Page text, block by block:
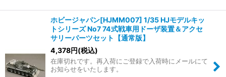
ホビージャパン[HJMM007] 1/35 HJモデルキッ
トシリーズ No7 74式戦車用ドーザ装置＆アクセ
サリーパーツセット【通常版】
4,378円(税込)
在庫切れです。再入荷にご登録で入荷時にメールにて
お知らせをいたします。